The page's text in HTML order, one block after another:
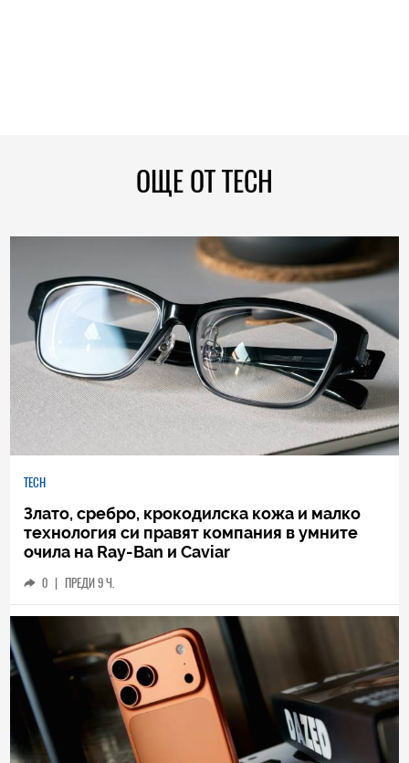
ОЩЕ ОТ TECH
TECH
Злато, сребро, крокодилска кожа и малко
технология си правят компания в умните
очила на Ray-Ban и Caviar
0 | ПРЕДИ 9 Ч.